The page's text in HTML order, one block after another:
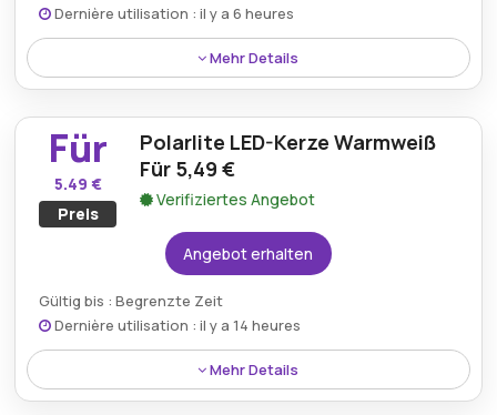
Dernière utilisation : il y a 6 heures
Mehr Details
Kreieren Sie festliche Basteleien mit dem Basteln-
Adventskalender, jetzt zum günstigen Preis von 1,99
€ bei Smdv DE erhältlich.
Für
5.49 €
Preis
Polarlite LED-Kerze Warmweiß
Für 5,49 €
Verifiziertes Angebot
Angebot erhalten
Gültig bis : Begrenzte Zeit
Dernière utilisation : il y a 14 heures
Mehr Details
Verleihen Sie jedem Raum eine gemütliche Note mit